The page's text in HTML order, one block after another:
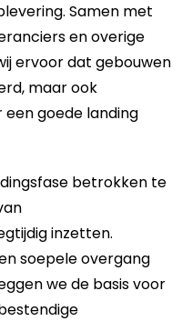
Samen met
en overige
ervoor dat gebouwen
maar ook
een goede landing
betrokken te
inzetten.
soepele overgang
we de basis voor